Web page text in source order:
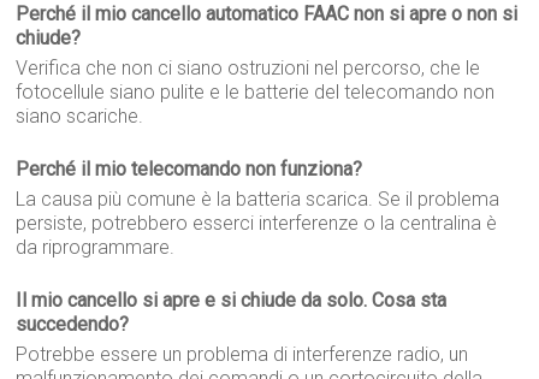
Perché il mio cancello automatico FAAC non si apre o non si
chiude?
Verifica che non ci siano ostruzioni nel percorso, che le
fotocellule siano pulite e le batterie del telecomando non
siano scariche.
Perché il mio telecomando non funziona?
La causa più comune è la batteria scarica. Se il problema
persiste, potrebbero esserci interferenze o la centralina è
da riprogrammare.
Il mio cancello si apre e si chiude da solo. Cosa sta
succedendo?
Potrebbe essere un problema di interferenze radio, un